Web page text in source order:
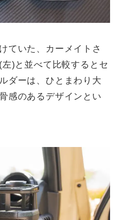
ていた、カーメイトさ
)と並べて比較するとセ
ダーは、ひとまわり大
感のあるデザインとい